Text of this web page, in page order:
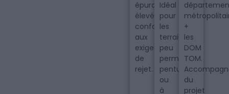
épuratoire
élevée,
conforme
aux
exigences
de
rejet.
Idéal
pour
les
terrains
peu
perméables,
pentus
ou
à
+
les
DOM
TOM.
du
projet